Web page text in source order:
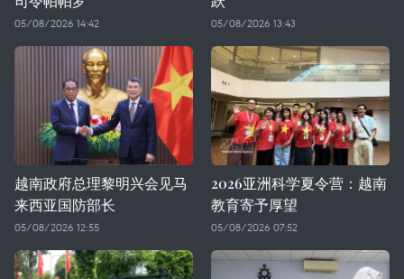
05/08/2026 14:42 05/08/2026 13:43
越南政府总理黎明兴会见马
来西亚国防部长
05/08/2026 12:55
2026亚洲科学夏令营：越南
教育寄予厚望
05/08/2026 07:52